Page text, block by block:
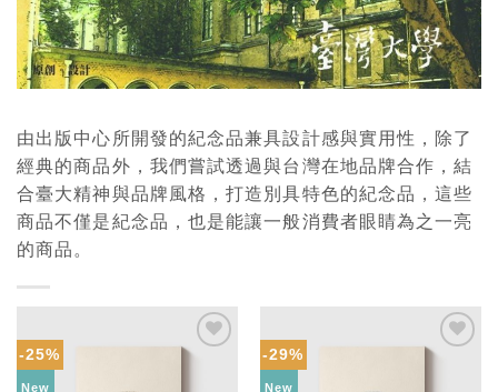
由出版中心所開發的紀念品兼具設計感與實用性，除了
經典的商品外，我們嘗試透過與台灣在地品牌合作，結
合臺大精神與品牌風格，打造別具特色的紀念品，這些
商品不僅是紀念品，也是能讓一般消費者眼睛為之一亮
的商品。
-25%
New
-29%
New